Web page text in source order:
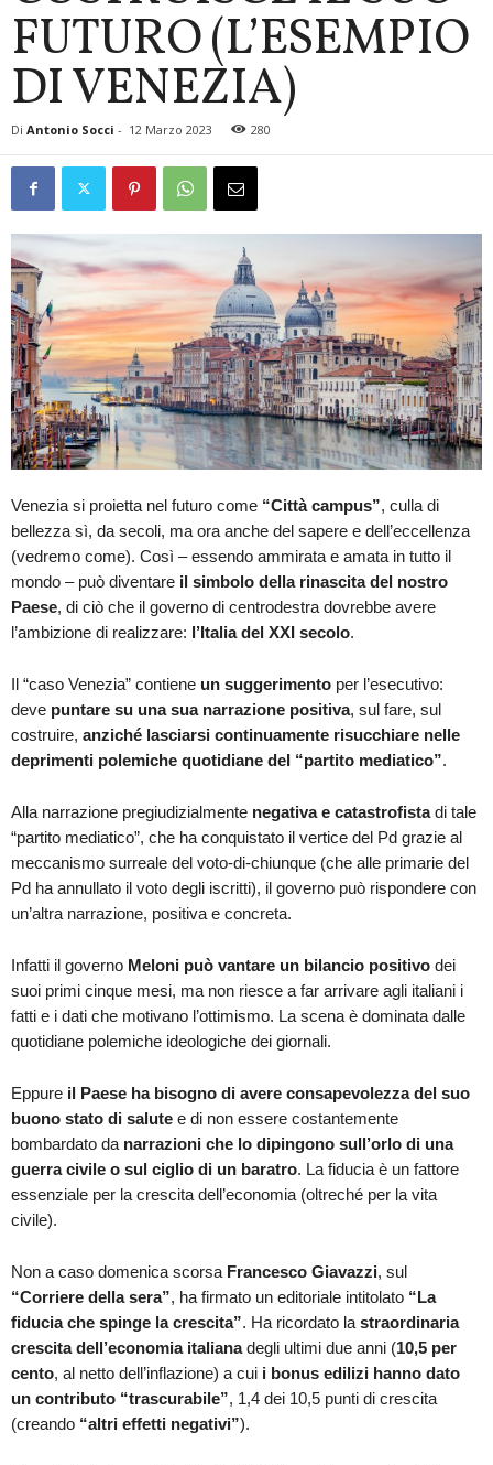
FUTURO (L’ESEMPIO
DI VENEZIA)
Di Antonio Socci - 12 Marzo 2023 280
Venezia si proietta nel futuro come “Città campus”, culla di
bellezza sì, da secoli, ma ora anche del sapere e dell’eccellenza
(vedremo come). Così – essendo ammirata e amata in tutto il
mondo – può diventare il simbolo della rinascita del nostro
Paese, di ciò che il governo di centrodestra dovrebbe avere
l’ambizione di realizzare: l’Italia del XXI secolo.
Il “caso Venezia” contiene un suggerimento per l’esecutivo:
deve puntare su una sua narrazione positiva, sul fare, sul
costruire, anziché lasciarsi continuamente risucchiare nelle
deprimenti polemiche quotidiane del “partito mediatico”.
Alla narrazione pregiudizialmente negativa e catastrofistadi tale
“partito mediatico”, che ha conquistato il vertice del Pd grazie al
meccanismo surreale del voto-di-chiunque (che alle primarie del
Pd ha annullato il voto degli iscritti), il governo può rispondere con
un’altra narrazione, positiva e concreta.
Infatti il governo Meloni può vantare un bilancio positivo dei
suoi primi cinque mesi, ma non riesce a far arrivare agli italiani i
fatti e i dati che motivano l’ottimismo. La scena è dominata dalle
quotidiane polemiche ideologiche dei giornali.
Eppure il Paese ha bisogno di avere consapevolezza del suo
buono stato di salute e di non essere costantemente
bombardato da narrazioni che lo dipingono sull’orlo di una
guerra civile o sul ciglio di un baratro. La fiducia è un fattore
essenziale per la crescita dell’economia (oltreché per la vita
civile).
Non a caso domenica scorsa Francesco Giavazzi, sul
“Corriere della sera”, ha firmato un editoriale intitolato “La
fiducia che spinge la crescita”. Ha ricordato la straordinaria
crescita dell’economia italianadegli ultimi due anni (10,5 per
cento, al netto dell’inflazione) a cui i bonus edilizi hanno dato
un contributo “trascurabile”, 1,4 dei 10,5 punti di crescita
(creando “altri effetti negativi”).